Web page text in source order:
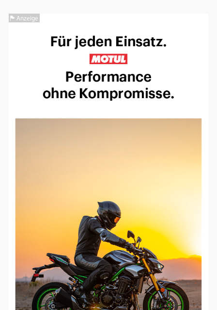
Anzeige
1 Jahr
EXTERNE MEDIEN
Um Inhalte von Videoplattformen und
Google Maps
Anbieter:
Google